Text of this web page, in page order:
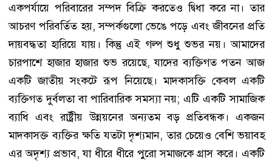
একপর্যায়ে পরিবারের সম্পদ বিক্রি করতেও দ্বিধা করে না। তার
আচরণ পরিবর্তিত হয়, সম্পর্কগুলো ভেঙে পড়ে এবং জীবনের প্রতি
দায়বদ্ধতা হারিয়ে যায়। কিন্তু এই গল্প শুধু শুভর নয়। আমাদের
চারপাশে হাজার হাজার শুভ রয়েছে, যাদের ব্যক্তিগত পতন আজ
একটি জাতীয় সংকটে রূপ নিয়েছে। মাদকাসক্তি কেবল একটি
ব্যক্তিগত দুর্বলতা বা পারিবারিক সমস্যা নয়; এটি একটি সামাজিক
ব্যাধি এবং রাষ্ট্রীয় উন্নয়নের অন্যতম বড় প্রতিবন্ধক। একজন
মাদকাসক্ত ব্যক্তির ক্ষতি যতটা দৃশ্যমান, তার চেয়েও বেশি ভয়াবহ
এর অদৃশ্য প্রভাব, যা ধীরে ধীরে পুরো সমাজকে গ্রাস করে। একটি